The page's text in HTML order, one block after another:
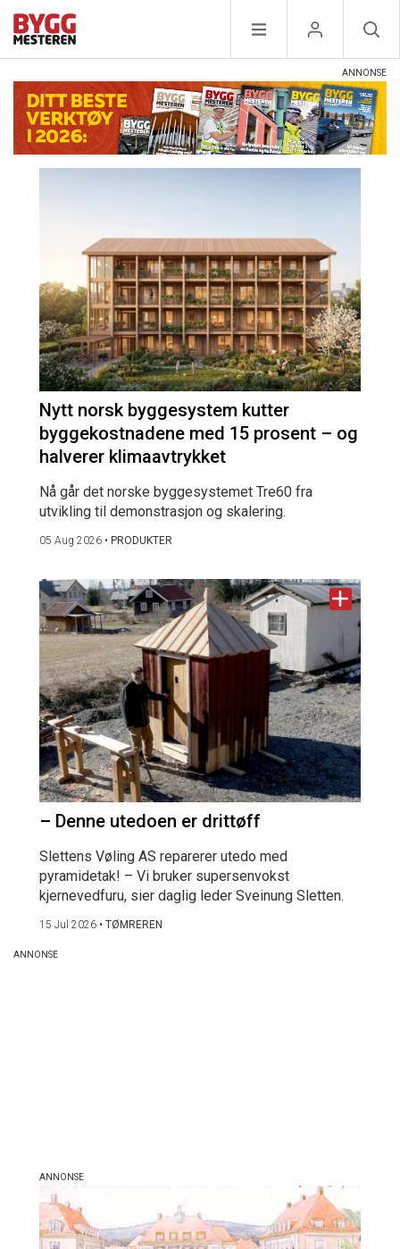
Nytt norsk byggesystem kutter
byggekostnadene med 15 prosent – og
halverer klimaavtrykket
Nå går det norske byggesystemet Tre60 fra
utvikling til demonstrasjon og skalering.
05 Aug 2026 • PRODUKTER
– Denne utedoen er drittøff
Slettens Vøling AS reparerer utedo med
pyramidetak! – Vi bruker supersenvokst
kjernevedfuru, sier daglig leder Sveinung Sletten.
15 Jul 2026 • TØMREREN